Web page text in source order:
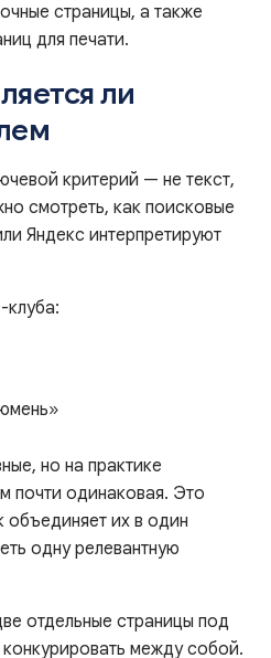
страницы, а также
для печати.
ли
критерий — не текст,
смотреть, как поисковые
Яндекс интерпретируют
но на практике
почти одинаковая. Это
объединяет их в один
одну релевантную
отдельные страницы под
между собой.